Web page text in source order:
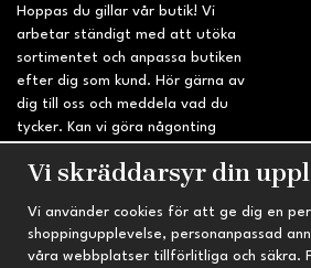
Hoppas du gillar vår butik! Vi
arbetar ständigt med att utöka
sortimentet och anpassa butiken
efter dig som kund. Hör gärna av
dig till oss och meddela vad du
tycker. Kan vi göra någonting
sidan?
INFORMATION TRYGG HANDEL
Vi skräddarsyr din
Vi använder cookies för att ge dig en
shoppingupplevelse, personanpassad
våra webbplatser tillförlitliga och säkra.